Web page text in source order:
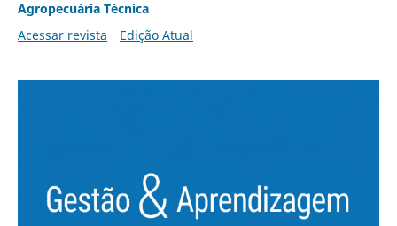
Agropecuária Técnica
Acessar revista
Edição Atual